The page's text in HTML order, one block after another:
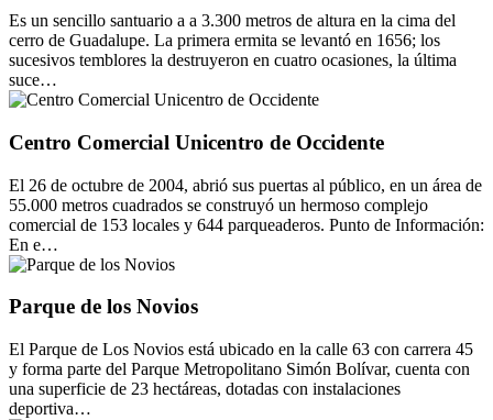
Es un sencillo santuario a a 3.300 metros de altura en la cima del
cerro de Guadalupe. La primera ermita se levantó en 1656; los
sucesivos temblores la destruyeron en cuatro ocasiones, la última
suce…
Centro Comercial Unicentro de Occidente
El 26 de octubre de 2004, abrió sus puertas al público, en un área de
55.000 metros cuadrados se construyó un hermoso complejo
comercial de 153 locales y 644 parqueaderos. Punto de Información:
En e…
Parque de los Novios
El Parque de Los Novios está ubicado en la calle 63 con carrera 45
y forma parte del Parque Metropolitano Simón Bolívar, cuenta con
una superficie de 23 hectáreas, dotadas con instalaciones
deportiva…